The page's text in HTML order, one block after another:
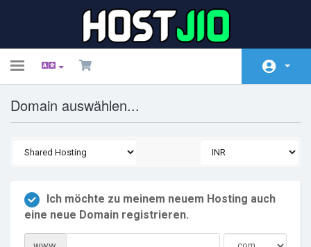
Toggle
Kundencenter Home
Ankündigungen
Netzwerkstatus
Partner
Domain auswählen...
Ich möchte zu meinem neuem Hosting auch
eine neue Domain registrieren.